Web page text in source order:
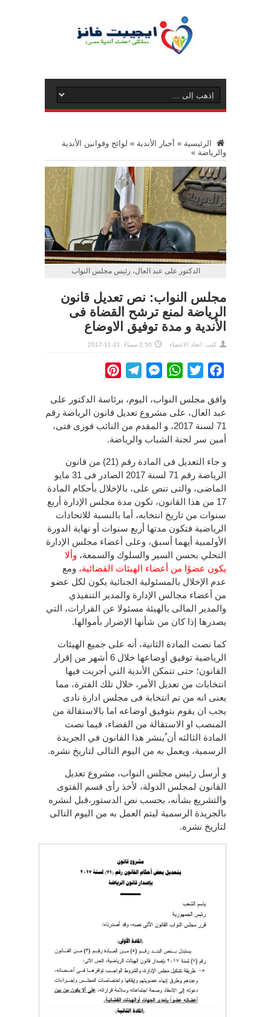
الرئيسية » أخبار الأندية » لوائح وقوانين الأندية
والرياضة »
الدكتور على عبد العال، رئيس مجلس النواب
مجلس النواب: نص تعديل قانون
الرياضة لمنع ترشح القضاة فى
الأندية و مدة توفيق الاوضاع
كتب: اتحاد الاعضاء 2:50 مساءً ,21-11-2017
Facebook
Twitter
WhatsApp
Messenger
Telegram
وافق مجلس النواب، اليوم، برئاسة الدكتور على
عبد العال، على مشروع تعديل قانون الرياضة رقم
71 لسنة 2017، و المقدم من النائب فوزى فتى،
أمين سر لجنة الشباب والرياضة.
و جاء التعديل فى المادة رقم (21) من قانون
الرياضة رقم 71 لسنة 2017 الصادر فى 31 مايو
الماضى، والتى تنص على، بالإخلال بأحكام المادة
17 من هذا القانون، تكون مدة مجلس الإدارة أربع
سنوات من تاريخ انتخابه، أما بالنسبة للاتحادات
الرياضية فتكون مدتها أربع سنوات أو نهاية الدورة
الأولمبية أيهما أسبق، وعلى أعضاء مجلس الإدارة
التحلي بحسن السير والسلوك والسمعة، وألا
يكون عضوًا من أعضاء الهيئات القضائية، ومع
عدم الإخلال بالمسئولية الجنائية يكون لكل عضو
من أعضاء مجالس الإدارة والمدير التنفيذي
والمدير المالى بالهيئة مسئولا عن القرارات، التي
يصدرها إذا كان من شأنها الإضرار بأموالها.
كما نصت المادة الثانية، أنه على جميع الهيئات
الرياضية توفيق أوضاعها خلال 6 أشهر من إقرار
القانون؛ حتى تتمكن الأندية التي أجريت فيها
انتخابات من تعديل الأمر، خلال تلك الفترة، مما
يعنى انه من تم انتخابة فى مجلس ادارة نادى
يجب ان يقوم بتوفيق اوضاعه اما بالاستقالة من
المنصب او الاستقالة من القضاء، فيما نصت
المادة الثالثه أن ُينشر هذا القانون في الجريدة
الرسمية، ويعمل به من اليوم التالى لتاريخ نشره.
و أرسل رئيس مجلس النواب، مشروع تعديل
القانون لمجلس الدولة، لأخذ رأى قسم الفتوى
والتشريع بشأنه، بحسب نص الدستور،قبل لنشره
بالجريدة الرسمية ليتم العمل به من اليوم التالى
لتاريخ نشره.